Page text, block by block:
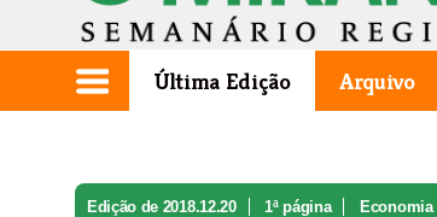
Última Edição Arquivo
Edição de 2018.12.20 1ª página Economia